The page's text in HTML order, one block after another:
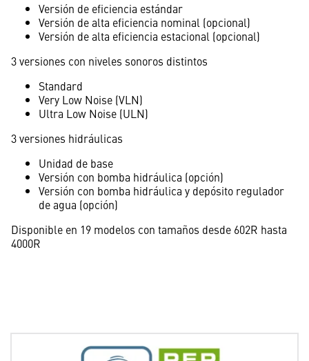
Versión de eficiencia estándar
Versión de alta eficiencia nominal (opcional)
Versión de alta eficiencia estacional (opcional)
3 versiones con niveles sonoros distintos
Standard
Very Low Noise (VLN)
Ultra Low Noise (ULN)
3 versiones hidráulicas
Unidad de base
Versión con bomba hidráulica (opción)
Versión con bomba hidráulica y depósito regulador
de agua (opción)
Disponible en 19 modelos con tamaños desde 602R hasta
4000R